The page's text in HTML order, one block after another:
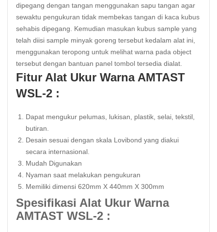
dipegang dengan tangan menggunakan sapu tangan agar
sewaktu pengukuran tidak membekas tangan di kaca kubus
sehabis dipegang. Kemudian masukan kubus sample yang
telah diisi sample minyak goreng tersebut kedalam alat ini,
menggunakan teropong untuk melihat warna pada object
tersebut dengan bantuan panel tombol tersedia dialat.
Fitur Alat Ukur WarnaAMTAST
WSL-2 :
Dapat mengukur pelumas, lukisan, plastik, selai, tekstil,
butiran.
Desain sesuai dengan skala Lovibond yang diakui
secara internasional.
Mudah Digunakan
Nyaman saat melakukan pengukuran
Memiliki dimensi 620mm X 440mm X 300mm
Spesifikasi Alat Ukur Warna
AMTAST WSL-2 :